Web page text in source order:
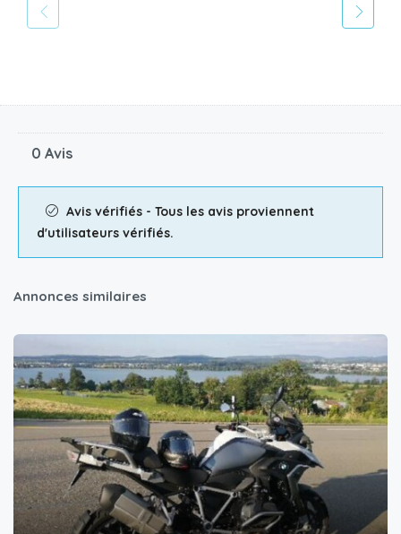
0 Avis
Avis vérifiés - Tous les avis proviennent
d'utilisateurs vérifiés.
Annonces similaires